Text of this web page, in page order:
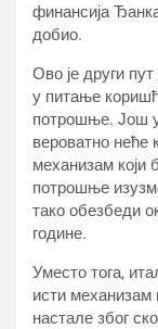
финансија
добио.
Ово је други
у питање
потрошње. Још
вероватно неће
механизам који
потрошње
тако обезбеди
године.
Уместо тога,
исти механизам
настале због